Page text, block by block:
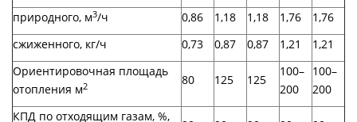
природного, м3/ч 0,86 1,18 1,18 1,76
1,76
сжиженного, кг/ч
0,73 0,87 0,87 1,21
1,21
Ориентировочная площадь
отопления м2 80 125 125
100–
200
100–
200
КПД по отходящим газам, %,